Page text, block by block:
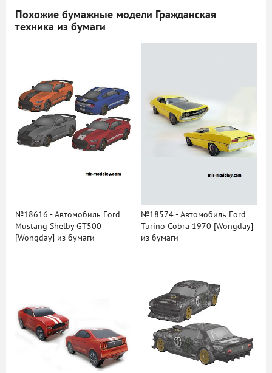
Похожие бумажные модели Гражданская
техника из бумаги
№18616 - Автомобиль Ford
Mustang Shelby GT500
[Wongday] из бумаги
№18574 - Автомобиль Ford
Turino Cobra 1970 [Wongday]
из бумаги